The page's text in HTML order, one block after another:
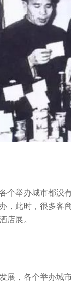
个举办城市都没
，此时，很多客
店展。
展，各个举办城